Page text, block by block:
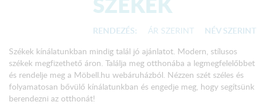
RENDEZÉS: ÁR SZERINT
NÉV SZERINT
Székek kínálatunkban mindig talál jó ajánlatot. Modern, stílusos
székek megfizethető áron. Találja meg otthonába a legmegfelelőbbet
és rendelje meg a Möbell.hu webáruházból. Nézzen szét széles és
folyamatosan bővülő kínálatunkban és engedje meg, hogy segítsünk
berendezni az otthonát!